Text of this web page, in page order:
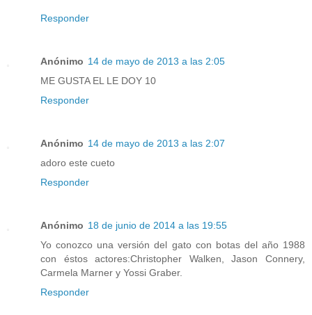
Responder
Anónimo 14 de mayo de 2013 a las 2:05
ME GUSTA EL LE DOY 10
Responder
Anónimo 14 de mayo de 2013 a las 2:07
adoro este cueto
Responder
Anónimo 18 de junio de 2014 a las 19:55
Yo conozco una versión del gato con botas del año 1988
con éstos actores:Christopher Walken, Jason Connery,
Carmela Marner y Yossi Graber.
Responder